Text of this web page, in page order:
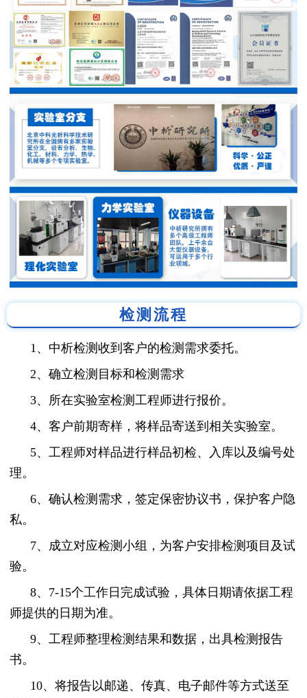
检测流程
1、中析检测收到客户的检测需求委托。
2、确立检测目标和检测需求
3、所在实验室检测工程师进行报价。
4、客户前期寄样，将样品寄送到相关实验室。
5、工程师对样品进行样品初检、入库以及编号处
理。
6、确认检测需求，签定保密协议书，保护客户隐
私。
7、成立对应检测小组，为客户安排检测项目及试
验。
8、7-15个工作日完成试验，具体日期请依据工程
师提供的日期为准。
9、工程师整理检测结果和数据，出具检测报告
书。
10、将报告以邮递、传真、电子邮件等方式送至